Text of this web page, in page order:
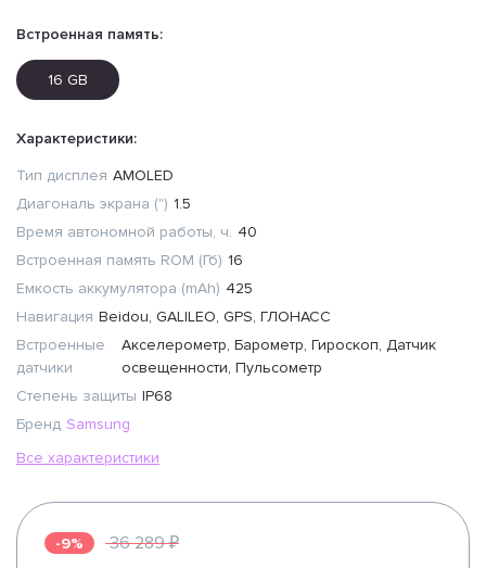
Встроенная память:
16 GB
Характеристики:
Тип дисплея AMOLED
Диагональ экрана (") 1.5
Время автономной работы, ч. 40
Встроенная память ROM (Гб) 16
Емкость аккумулятора (mAh) 425
Навигация Beidou, GALILEO, GPS, ГЛОНАСС
Встроенные
датчики
Акселерометр, Барометр, Гироскоп, Датчик
освещенности, Пульсометр
Степень защиты IP68
Бренд Samsung
Все характеристики
-9% 36 289 ₽